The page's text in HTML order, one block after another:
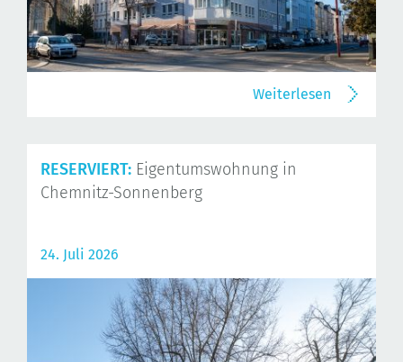
Weiterlesen
RESERVIERT: Eigentumswohnung in
Chemnitz-Sonnenberg
24. Juli 2026